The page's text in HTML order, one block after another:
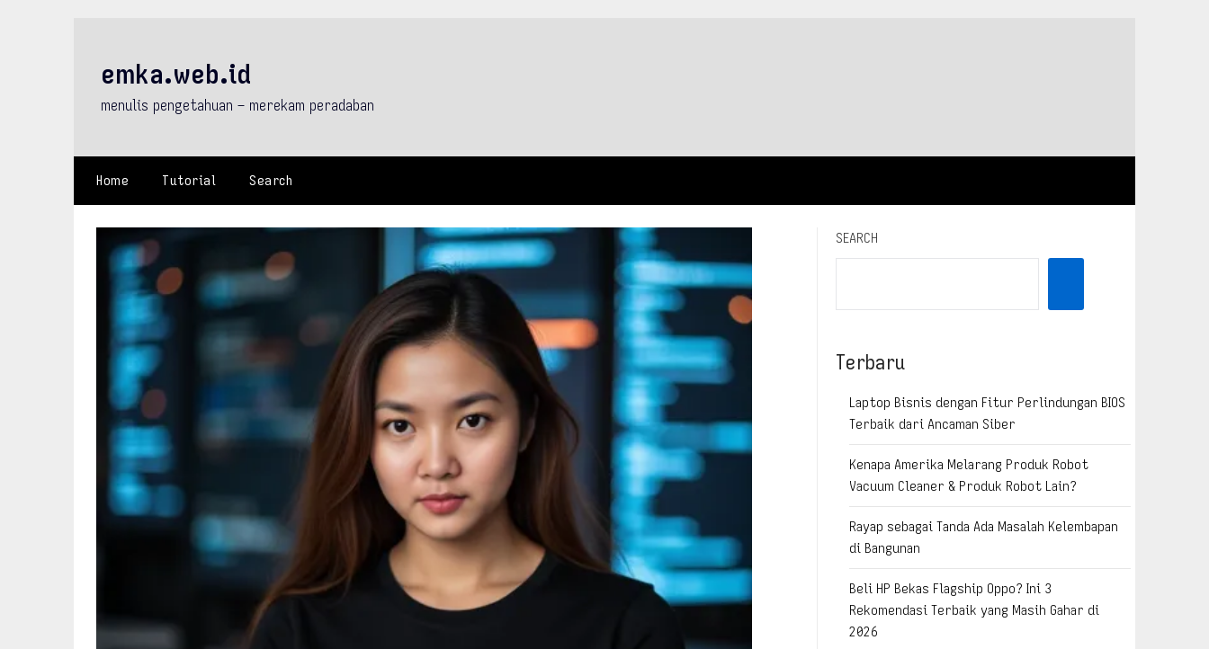
emka.web.id
menulis pengetahuan – merekam peradaban
Home Tutorial Search
SEARCH
Terbaru
Laptop Bisnis dengan Fitur Perlindungan BIOS
Terbaik dari Ancaman Siber
Kenapa Amerika Melarang Produk Robot
Vacuum Cleaner & Produk Robot Lain?
Rayap sebagai Tanda Ada Masalah Kelembapan
di Bangunan
Beli HP Bekas Flagship Oppo? Ini 3
Rekomendasi Terbaik yang Masih Gahar di
2026